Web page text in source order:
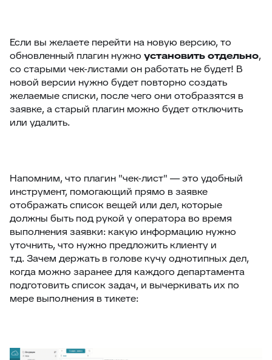
Если вы желаете перейти на новую версию, то
обновленный плагин нужно установить отдельно,
со старыми чек-листами он работать не будет! В
новой версии нужно будет повторно создать
желаемые списки, после чего они отобразятся в
заявке, а старый плагин можно будет отключить
или удалить.
Напомним, что плагин "чек-лист" — это удобный
инструмент, помогающий прямо в заявке
отображать список вещей или дел, которые
должны быть под рукой у оператора во время
выполнения заявки: какую информацию нужно
уточнить, что нужно предложить клиенту и
т.д. Зачем держать в голове кучу однотипных дел,
когда можно заранее для каждого департамента
подготовить список задач, и вычеркивать их по
мере выполнения в тикете: